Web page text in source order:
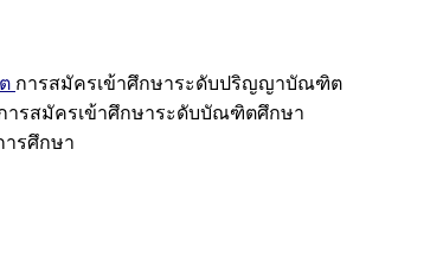
การสมัครเข้าศึกษาระดับปริญญาบัณฑิต
ารสมัครเข้าศึกษาระดับบัณฑิตศึกษา
ารศึกษา